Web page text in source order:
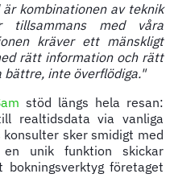
kombinationen av teknik
tillsammans med våra
kräver ett mänskligt
rätt information och rätt
bättre, inte överflödiga."
stöd längs hela resan:
realtidsdata via vanliga
sker smidigt med
unik funktion skickar
företaget